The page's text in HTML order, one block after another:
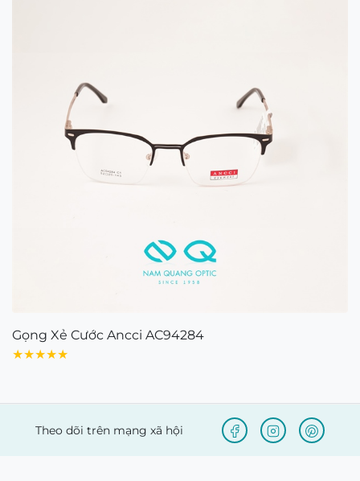
Gọng Xẻ Cước Ancci AC94284
★★★★★
Theo dõi trên mạng xã hội